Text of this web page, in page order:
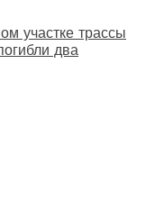
участке трассы
два